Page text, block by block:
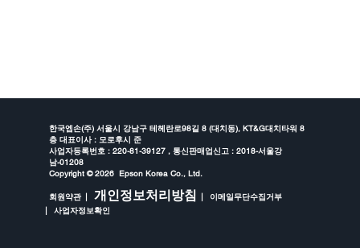
한국엡손(주) 서울시 강남구 테헤란로98길 8 (대치동), KT&G대치타워 8
층 대표이사 : 모로후시 준
사업자등록번호 : 220-81-39127 , 통신판매업신고 : 2018-서울강
남-01208
Copyright ©2026 Epson Korea Co., Ltd.
회원약관 개인정보처리방침
이메일무단수집거부
사업자정보확인